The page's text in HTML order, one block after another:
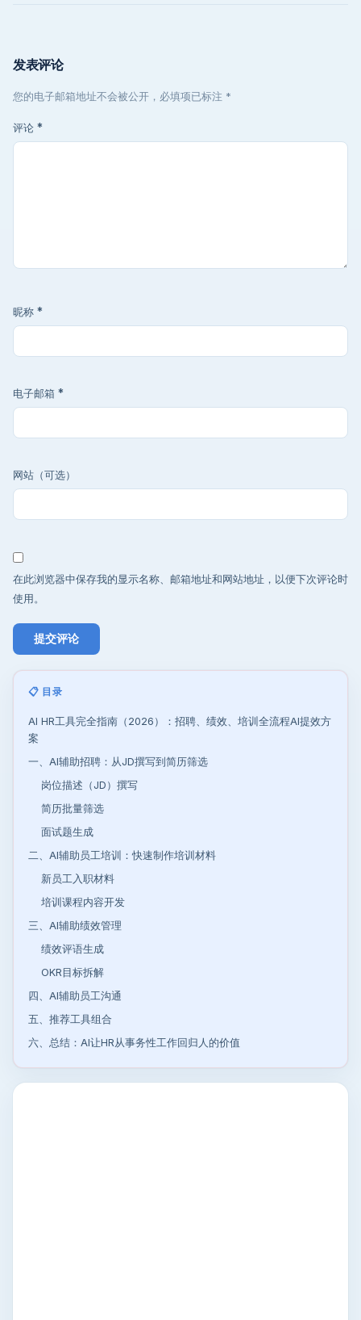
发表评论
您的电子邮箱地址不会被公开，必填项已标注 *
评论 *
昵称 *
电子邮箱 *
网站（可选）
在此浏览器中保存我的显示名称、邮箱地址和网站地址，以便下次评论时
使用。
📋 目录
AI HR工具完全指南（2026）：招聘、绩效、培训全流程AI提效方
案
一、AI辅助招聘：从JD撰写到简历筛选
岗位描述（JD）撰写
简历批量筛选
面试题生成
二、AI辅助员工培训：快速制作培训材料
新员工入职材料
培训课程内容开发
三、AI辅助绩效管理
绩效评语生成
OKR目标拆解
四、AI辅助员工沟通
五、推荐工具组合
六、总结：AI让HR从事务性工作回归人的价值